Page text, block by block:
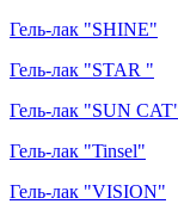
Гель-лак "SHINE"
Гель-лак "STAR "
Гель-лак "SUN
Гель-лак "Tinsel"
Гель-лак "VISION"